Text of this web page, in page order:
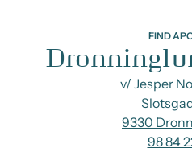
FIND
v/ Jesper
9330
98 84